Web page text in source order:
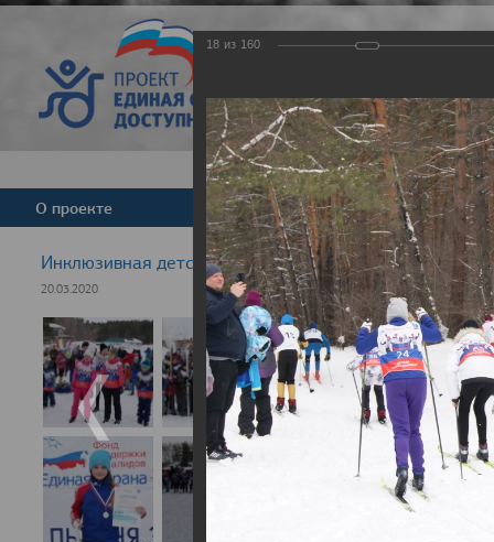
Версия для
О проекте Команда Новости
Инклюзивная детская гонка "Лыжня здоровья" 2020
20.03.2020
18 из 160